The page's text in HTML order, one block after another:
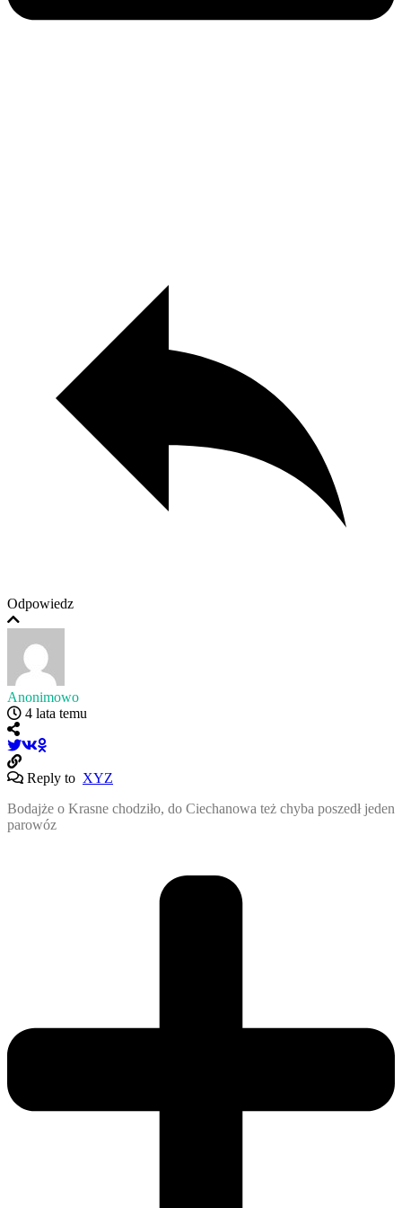
Odpowiedz
Anonimowo
4 lata temu
Reply to XYZ
Bodajże o Krasne chodziło, do Ciechanowa też chyba poszedł jeden
parowóz